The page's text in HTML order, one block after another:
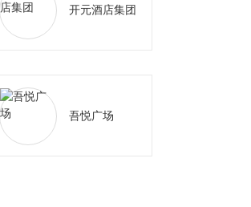
开元酒店集团
吾悦广场